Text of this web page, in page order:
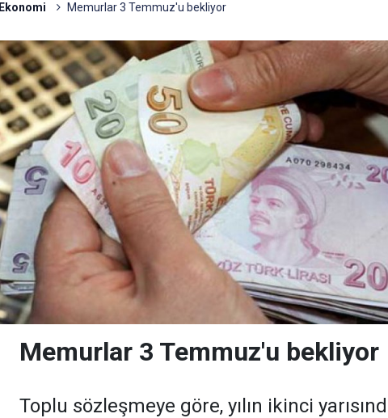
Ekonomi Memurlar 3 Temmuz'u bekliyor
Memurlar 3 Temmuz'u bekliyor
Toplu sözleşmeye göre, yılın ikinci